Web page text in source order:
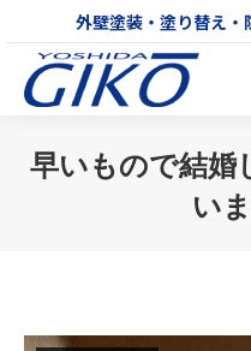
外壁塗装・塗り替え
早いもので結婚
い